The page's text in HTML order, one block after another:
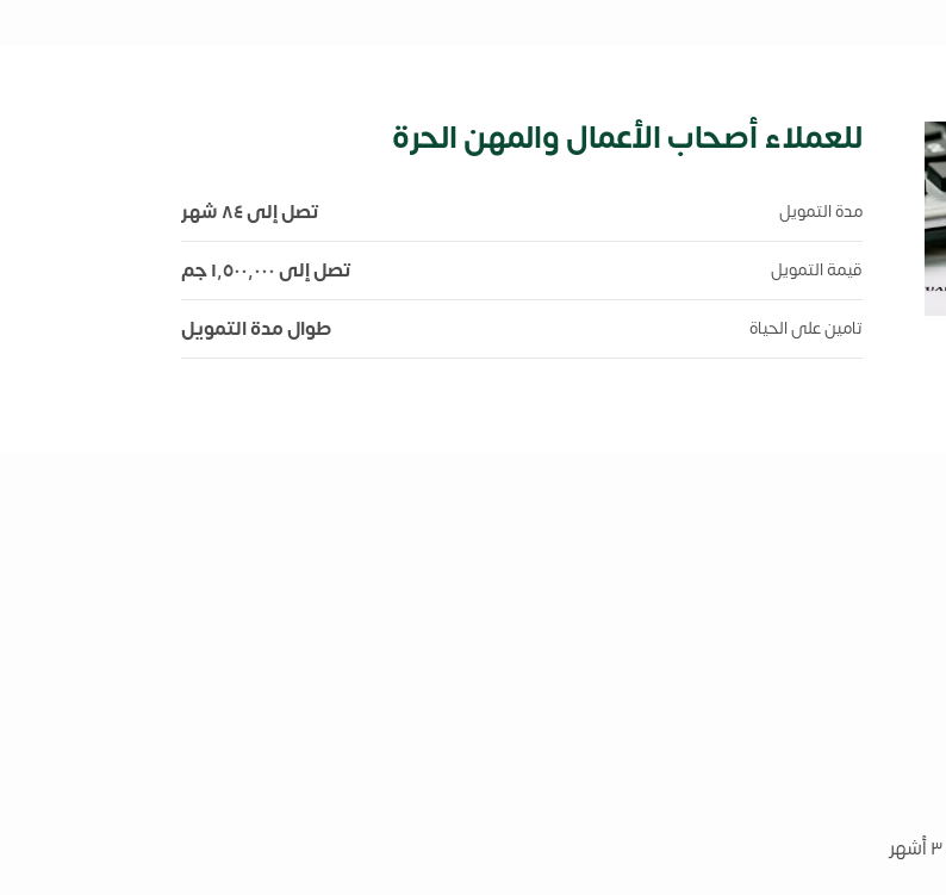
للعملاء أصحاب الأعمال والمهن الحرة
مدة التمويل تصل إلى ٨٤ شهر
قيمة التمويل تصل إلى ١٬٥٠٠٬٠٠٠ جم
تامين على الحياة طوال مدة التمويل